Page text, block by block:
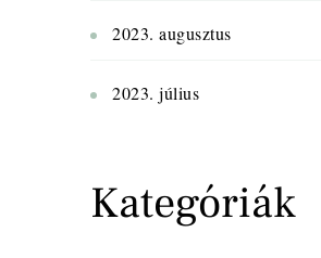
2023. augusztus
2023. július
Kategóriák